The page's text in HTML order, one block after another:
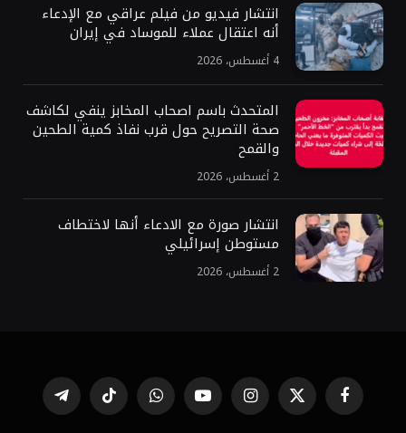
انتشار فيديو من فيلم عراقي مع الإدعاء
أنه اعتقال عملاء للموساد في إيران
4 أغسطس، 2026
المتحدث باسم اصحاب المخابز ينفي لكاشف
صحة التصريح حول قرب نفاذ كمية الطحين
والقمح
2 أغسطس، 2026
انتشار صورة مع الادعاء أنها لاختطاف
مستوطن إسرائيلي
2 أغسطس، 2026
فيسبوك X
(Twitter)
الانستغراميوتيوب واتساب تيكتوك تيلقرام